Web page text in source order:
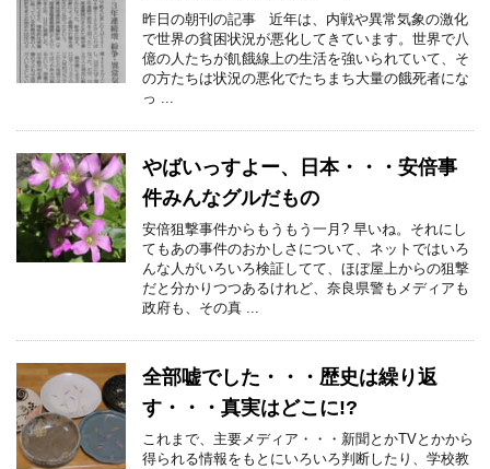
昨日の朝刊の記事 近年は、内戦や異常気象の激化
で世界の貧困状況が悪化してきています。世界で八
億の人たちが飢餓線上の生活を強いられていて、そ
の方たちは状況の悪化でたちまち大量の餓死者にな
っ ...
やばいっすよー、日本・・・安倍事
件みんなグルだもの
安倍狙撃事件からもうもう一月? 早いね。それにし
てもあの事件のおかしさについて、ネットではいろ
んな人がいろいろ検証してて、ほぼ屋上からの狙撃
だと分かりつつあるけれど、奈良県警もメディアも
政府も、その真 ...
全部嘘でした・・・歴史は繰り返
す・・・真実はどこに!?
これまで、主要メディア・・・新聞とかTVとかから
得られる情報をもとにいろいろ判断したり、学校教